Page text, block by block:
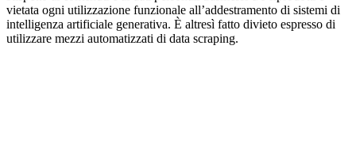
vietata ogni utilizzazione funzionale all’addestramento di sistemi di
intelligenza artificiale generativa. È altresì fatto divieto espresso di
utilizzare mezzi automatizzati di data scraping.